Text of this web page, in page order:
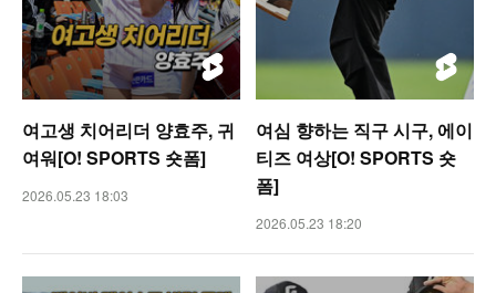
여고생 치어리더 양효주, 귀
여워[O! SPORTS 숏폼]
2026.05.23 18:03
여심 향하는 직구 시구, 에이
티즈 여상[O! SPORTS 숏
폼]
2026.05.23 18:20